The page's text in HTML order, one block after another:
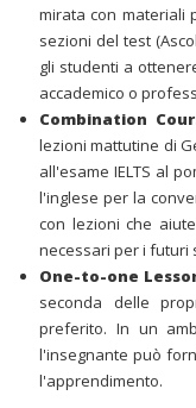
mirata con materiali
sezioni del test
gli studenti a
accademico o
Combination
lezioni mattutine di
all'esame IELTS al
l'inglese per la
con lezioni che
necessari per i futuri
One-to-one
seconda delle
preferito. In un
l'insegnante può
l'apprendimento.